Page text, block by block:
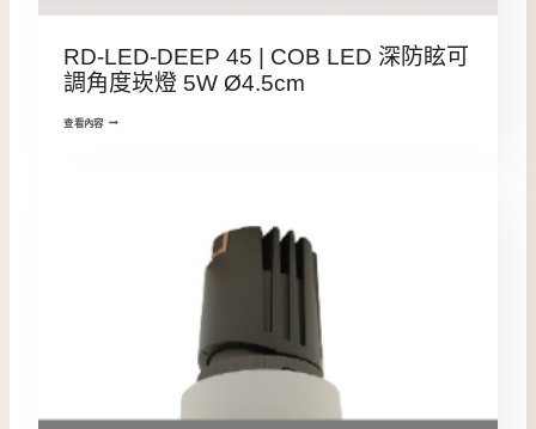
RD-LED-DEEP 45 | COB LED 深防眩可
調角度崁燈 5W Ø4.5cm
查看內容